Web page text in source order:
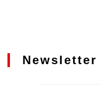
Newsletter